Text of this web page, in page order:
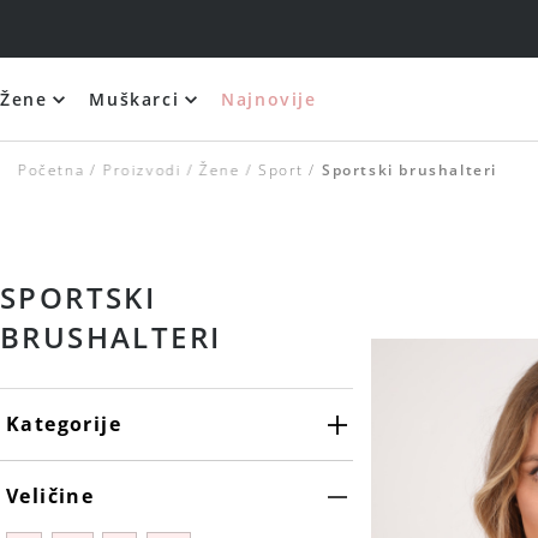
Žene Muškarci Najnovije
Sportski brushalteri
Sport
Žene
Proizvodi
Početna
SPORTSKI
BRUSHALTERI
Kategorije
Veličine